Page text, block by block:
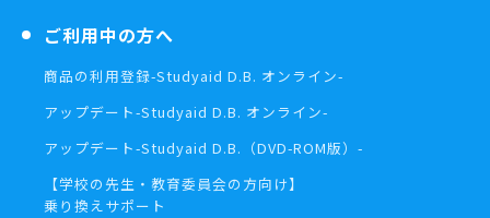
ご利用中の方へ
商品の利用登録-Studyaid D.B. オンライン-
アップデート-Studyaid D.B. オンライン-
アップデート-Studyaid D.B.（DVD-ROM版）-
【学校の先生・教育委員会の方向け】
乗り換えサポート